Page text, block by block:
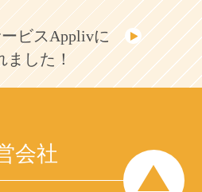
ビスApplivに
ました！
会社